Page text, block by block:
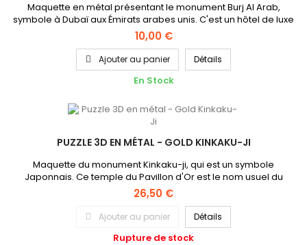
Maquette en métal présentant le monument Burj Al Arab,
symbole à Dubaï aux Émirats arabes unis. C'est un hôtel de luxe
quia été pendant quelques années le plus haut édifice
exclusivement utilisé comme hôtel. Cette maquette en métal de
9cm de hauteur environ une fois monté fait ressortir l'aspect
brillant du métal. Ce Puzzle 3D nécessite des accessoires...
10,00 €
Ajouter au panier Détails
En Stock
PUZZLE 3D EN MÉTAL - GOLD KINKAKU-JI
Maquette du monument Kinkaku-ji, qui est un symbole
Japonnais. Ce temple du Pavillon d'Or est le nom usuel du
Rokuon-ji, temple impérial du jardin des cerfs situé à Kyoto.
Comme son nom l'indique il est entièrement recouvert d'or.
Cette représentation en métal de 9cm de hauteur environ une
fois monté fait ressortir l'aspect brillant du métal. Cette...
26,50 €
Ajouter au panier Détails
Rupture de stock